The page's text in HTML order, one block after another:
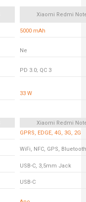
Xiaomi Redmi
5000 mAh
Ne
PD 3.0; QC 3
33 W
Xiaomi Redmi
GPRS, EDGE, 4G, 3G, 2G
WiFi, NFC, GPS, Bluetooth
USB-C, 3,5mm Jack
USB-C